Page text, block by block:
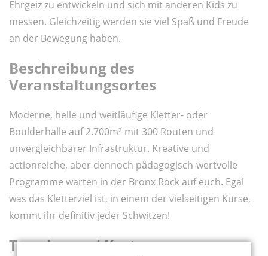
Ehrgeiz zu entwickeln und sich mit anderen Kids zu
messen. Gleichzeitig werden sie viel Spaß und Freude
an der Bewegung haben.
Beschreibung des
Veranstaltungsortes
Moderne, helle und weitläufige Kletter- oder
Boulderhalle auf 2.700m² mit 300 Routen und
unvergleichbarer Infrastruktur. Kreative und
actionreiche, aber dennoch pädagogisch-wertvolle
Programme warten in der Bronx Rock auf euch. Egal
was das Kletterziel ist, in einem der vielseitigen Kurse,
kommt ihr definitiv jeder Schwitzen!
Termine und Kosten